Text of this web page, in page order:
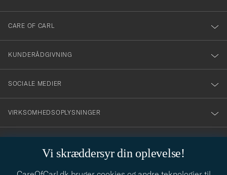
Vi skræddersyr din oplevelse!
dig
till
vårt
nyhetsbrev!
CARE OF CARL
KUNDERÅDGIVNING
SOCIALE MEDIER
VIRKSOMHEDSOPLYSNINGER